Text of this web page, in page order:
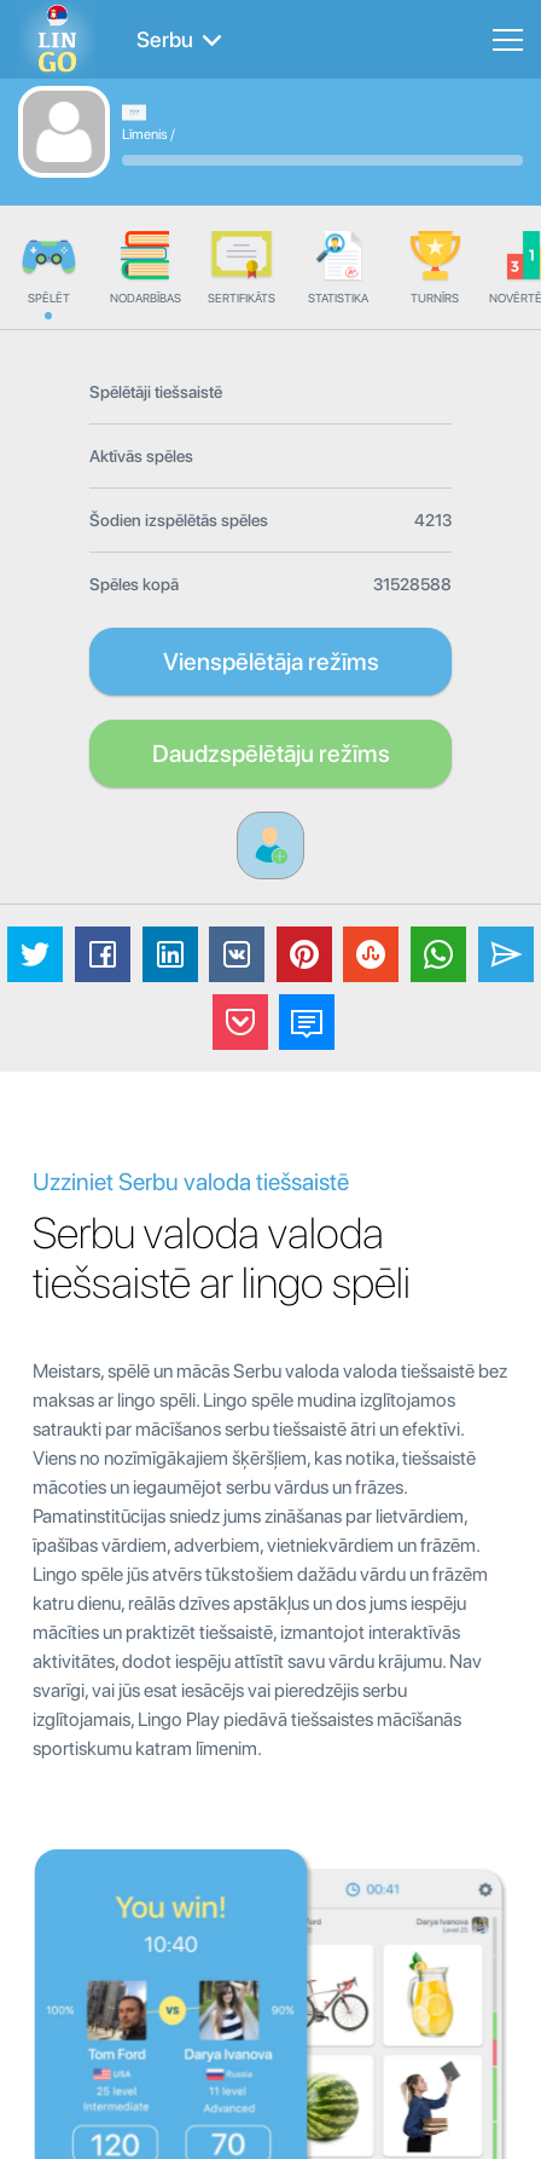
Serbu
Līmenis /
SPĒLĒT NODARBĪBAS SERTIFIKĀTS STATISTIKA TURNĪRS
Spēlētāji tiešsaistē
Aktīvās spēles
Šodien izspēlētās spēles 4213
Spēles kopā 31528588
Vienspēlētāja režīms
Daudzspēlētāju režīms
Uzziniet Serbu valoda tiešsaistē
Serbu valoda valoda
tiešsaistē ar lingo spēli
Meistars, spēlē un mācās Serbu valoda valoda tiešsaistē bez
maksas ar lingo spēli. Lingo spēle mudina izglītojamos
satraukti par mācīšanos serbu tiešsaistē ātri un efektīvi.
Viens no nozīmīgākajiem šķēršļiem, kas notika, tiešsaistē
mācoties un iegaumējot serbu vārdus un frāzes.
Pamatinstitūcijas sniedz jums zināšanas par lietvārdiem,
īpašības vārdiem, adverbiem, vietniekvārdiem un frāzēm.
Lingo spēle jūs atvērs tūkstošiem dažādu vārdu un frāzēm
katru dienu, reālās dzīves apstākļus un dos jums iespēju
mācīties un praktizēt tiešsaistē, izmantojot interaktīvās
aktivitātes, dodot iespēju attīstīt savu vārdu krājumu. Nav
svarīgi, vai jūs esat iesācējs vai pieredzējis serbu
izglītojamais, Lingo Play piedāvā tiešsaistes mācīšanās
sportiskumu katram līmenim.